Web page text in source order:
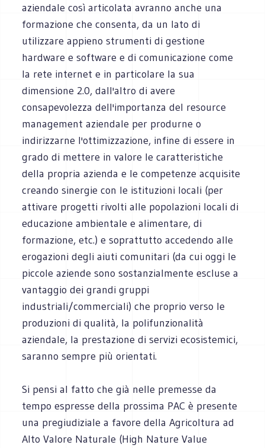
aziendale così articolata avranno anche una
formazione che consenta, da un lato di
utilizzare appieno strumenti di gestione
hardware e software e di comunicazione come
la rete internet e in particolare la sua
dimensione 2.0, dall'altro di avere
consapevolezza dell'importanza del resource
management aziendale per produrne o
indirizzarne l'ottimizzazione, infine di essere in
grado di mettere in valore le caratteristiche
della propria azienda e le competenze acquisite
creando sinergie con le istituzioni locali (per
attivare progetti rivolti alle popolazioni locali di
educazione ambientale e alimentare, di
formazione, etc.) e soprattutto accedendo alle
erogazioni degli aiuti comunitari (da cui oggi le
piccole aziende sono sostanzialmente escluse a
vantaggio dei grandi gruppi
industriali/commerciali) che proprio verso le
produzioni di qualità, la polifunzionalità
aziendale, la prestazione di servizi ecosistemici,
saranno sempre più orientati.
Si pensi al fatto che già nelle premesse da
tempo espresse della prossima PAC è presente
una pregiudiziale a favore della Agricoltura ad
Alto Valore Naturale (High Nature Value